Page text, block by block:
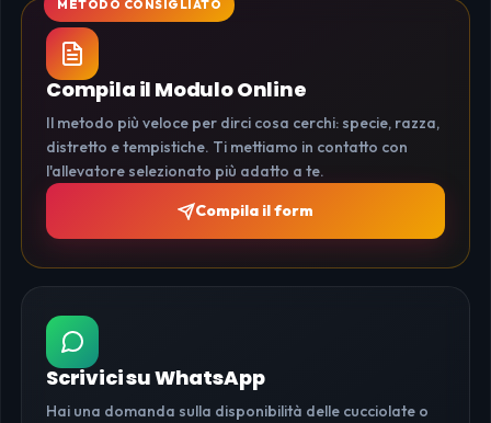
Compila il Modulo Online
Il metodo più veloce per dirci cosa cerchi: specie, razza,
distretto e tempistiche. Ti mettiamo in contatto con
l'allevatore selezionato più adatto a te.
Compila il form
Scrivici su WhatsApp
Hai una domanda sulla disponibilità delle cucciolate o